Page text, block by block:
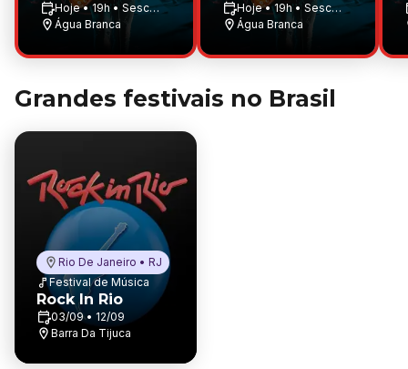
Hoje • 19h • Sesc
Pompeia
Água Branca
Hoje • 19h • Sesc
Pompeia
Água Branca
Grandes festivais no Brasil
Rio De Janeiro • RJ
Festival de Música
Rock In Rio
03/09 • 12/09
Barra Da Tijuca